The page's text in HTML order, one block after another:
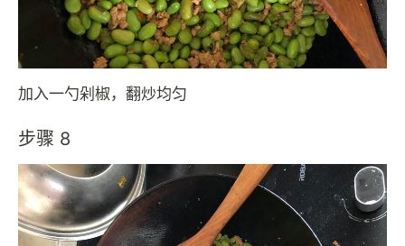
加入一勺剁椒，翻炒均匀
步骤 8